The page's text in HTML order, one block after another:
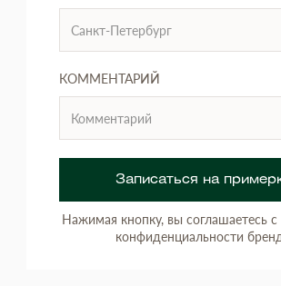
КОММЕНТАРИЙ
Записаться на
Нажимая кнопку, вы соглашаетесь
конфиденциальности